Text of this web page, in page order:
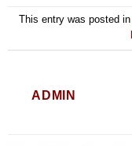
This entry was posted in
ADMIN